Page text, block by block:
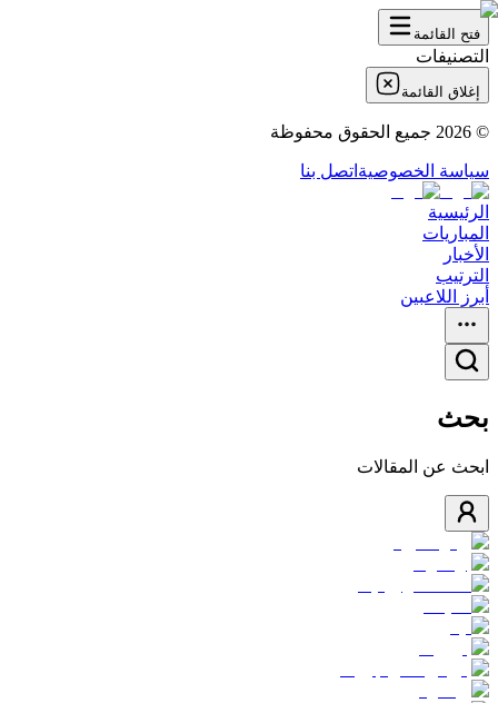
فتح القائمة
التصنيفات
إغلاق القائمة
©
2026 جميع الحقوق محفوظة
سياسة الخصوصية اتصل بنا
الرئيسية
المباريات
الأخبار
الترتيب
أبرز اللاعبين
بحث
ابحث عن المقالات